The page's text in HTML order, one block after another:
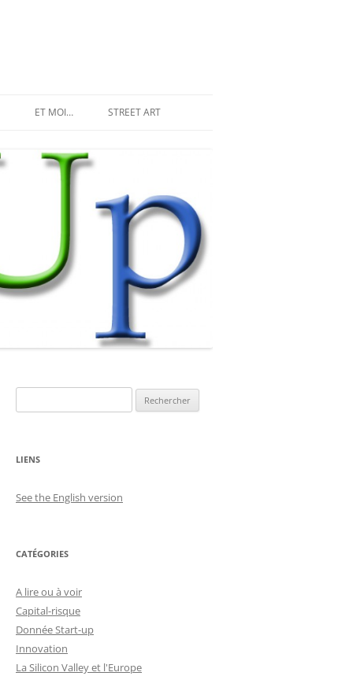
ET MOI… STREET ART
MR DJOUL ET SES ALIENS
STREET ART À PARIS
PIXEL ART
LAND ART ET STREET ART
LIENS
See the English version
CATÉGORIES
A lire ou à voir
Capital-risque
Donnée Start-up
Innovation
La Silicon Valley et l'Europe